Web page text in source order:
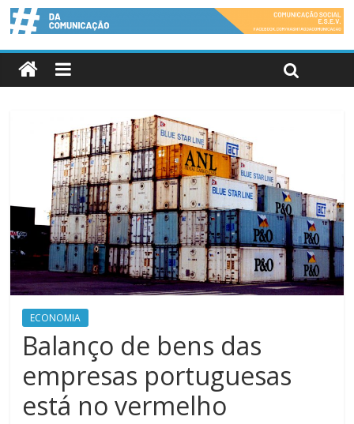
ECONOMIA
Balanço de bens das
empresas portuguesas
está no vermelho